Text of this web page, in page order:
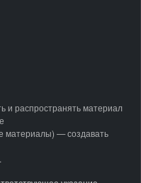
и распространять материал
материалы) — создавать